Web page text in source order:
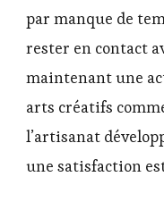
par manque de
rester en contact
maintenant une
arts créatifs
l’artisanat
une satisfaction